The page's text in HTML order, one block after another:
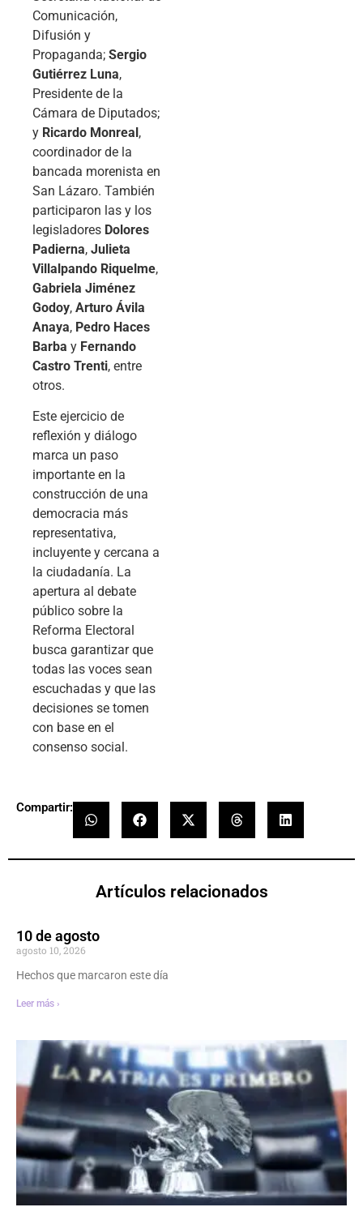
Comunicación,
Difusión y
Propaganda; Sergio
Gutiérrez Luna,
Presidente de la
Cámara de Diputados;
y Ricardo Monreal,
coordinador de la
bancada morenista en
San Lázaro. También
participaron las y los
legisladores Dolores
Padierna, Julieta
Villalpando Riquelme,
Gabriela Jiménez
Godoy, Arturo Ávila
Anaya, Pedro Haces
Barba y Fernando
Castro Trenti, entre
otros.
Este ejercicio de
reflexión y diálogo
marca un paso
importante en la
construcción de una
democracia más
representativa,
incluyente y cercana a
la ciudadanía. La
apertura al debate
público sobre la
Reforma Electoral
busca garantizar que
todas las voces sean
escuchadas y que las
decisiones se tomen
con base en el
consenso social.
Compartir:
Artículos relacionados
10 de agosto
agosto 10, 2026
Hechos que marcaron este día
Leer más ›